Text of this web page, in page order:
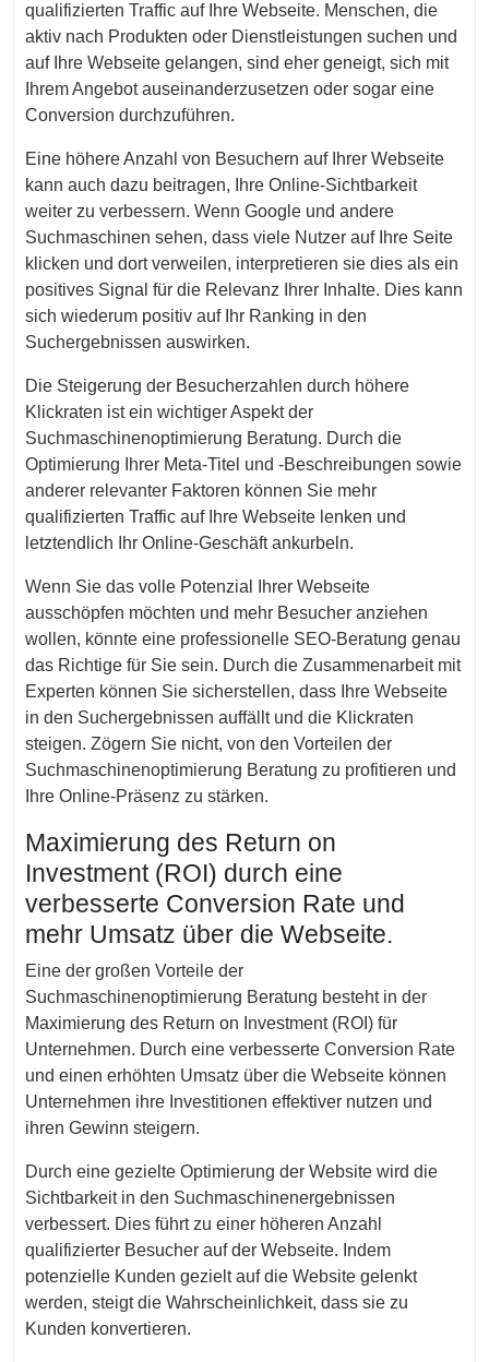
qualifizierten Traffic auf Ihre Webseite. Menschen, die
aktiv nach Produkten oder Dienstleistungen suchen und
auf Ihre Webseite gelangen, sind eher geneigt, sich mit
Ihrem Angebot auseinanderzusetzen oder sogar eine
Conversion durchzuführen.
Eine höhere Anzahl von Besuchern auf Ihrer Webseite
kann auch dazu beitragen, Ihre Online-Sichtbarkeit
weiter zu verbessern. Wenn Google und andere
Suchmaschinen sehen, dass viele Nutzer auf Ihre Seite
klicken und dort verweilen, interpretieren sie dies als ein
positives Signal für die Relevanz Ihrer Inhalte. Dies kann
sich wiederum positiv auf Ihr Ranking in den
Suchergebnissen auswirken.
Die Steigerung der Besucherzahlen durch höhere
Klickraten ist ein wichtiger Aspekt der
Suchmaschinenoptimierung Beratung. Durch die
Optimierung Ihrer Meta-Titel und -Beschreibungen sowie
anderer relevanter Faktoren können Sie mehr
qualifizierten Traffic auf Ihre Webseite lenken und
letztendlich Ihr Online-Geschäft ankurbeln.
Wenn Sie das volle Potenzial Ihrer Webseite
ausschöpfen möchten und mehr Besucher anziehen
wollen, könnte eine professionelle SEO-Beratung genau
das Richtige für Sie sein. Durch die Zusammenarbeit mit
Experten können Sie sicherstellen, dass Ihre Webseite
in den Suchergebnissen auffällt und die Klickraten
steigen. Zögern Sie nicht, von den Vorteilen der
Suchmaschinenoptimierung Beratung zu profitieren und
Ihre Online-Präsenz zu stärken.
Maximierung des Return on
Investment (ROI) durch eine
verbesserte Conversion Rate und
mehr Umsatz über die Webseite.
Eine der großen Vorteile der
Suchmaschinenoptimierung Beratung besteht in der
Maximierung des Return on Investment (ROI) für
Unternehmen. Durch eine verbesserte Conversion Rate
und einen erhöhten Umsatz über die Webseite können
Unternehmen ihre Investitionen effektiver nutzen und
ihren Gewinn steigern.
Durch eine gezielte Optimierung der Website wird die
Sichtbarkeit in den Suchmaschinenergebnissen
verbessert. Dies führt zu einer höheren Anzahl
qualifizierter Besucher auf der Webseite. Indem
potenzielle Kunden gezielt auf die Website gelenkt
werden, steigt die Wahrscheinlichkeit, dass sie zu
Kunden konvertieren.